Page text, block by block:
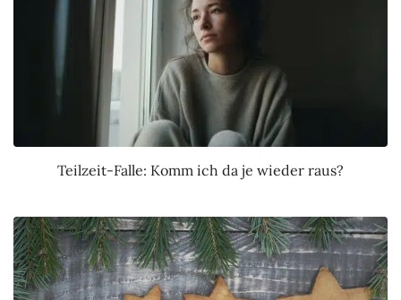
Teilzeit-Falle: Komm ich da je wieder raus?